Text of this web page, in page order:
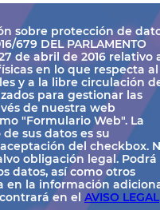
sobre protección de
679 DEL PARLAMENTO
de abril de 2016 relativo
en lo que respecta al
y a la libre circulación
para gestionar las
de nuestra web
"Formulario Web". La
sus datos es su
del checkbox.
obligación legal. Podrá
datos, así como otros
en la información
en el AVISO LEGAL